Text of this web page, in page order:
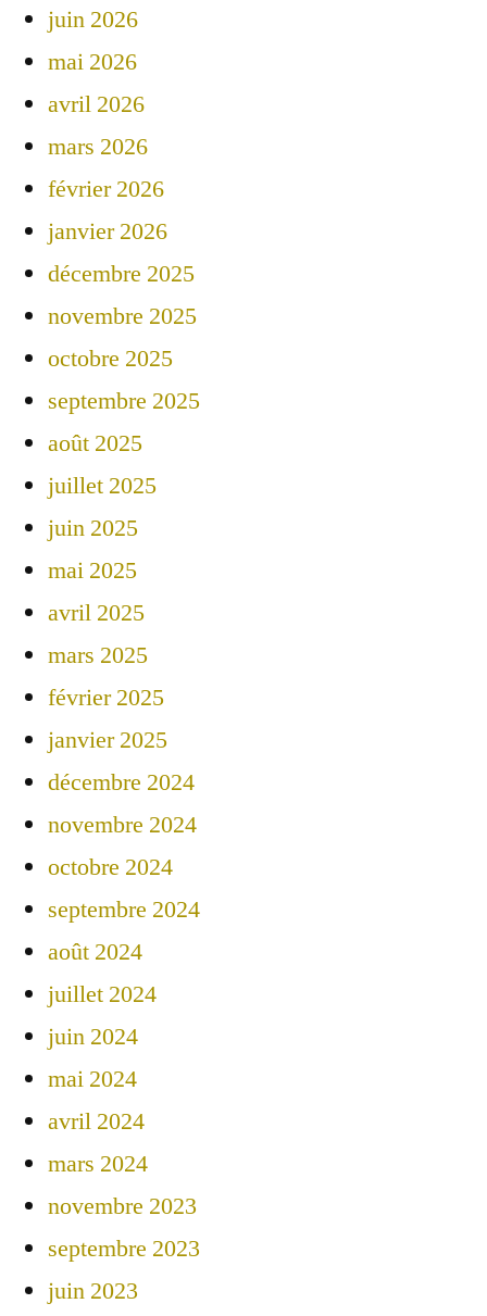
juin 2026
mai 2026
avril 2026
mars 2026
février 2026
janvier 2026
décembre 2025
novembre 2025
octobre 2025
septembre 2025
août 2025
juillet 2025
juin 2025
mai 2025
avril 2025
mars 2025
février 2025
janvier 2025
décembre 2024
novembre 2024
octobre 2024
septembre 2024
août 2024
juillet 2024
juin 2024
mai 2024
avril 2024
mars 2024
novembre 2023
septembre 2023
juin 2023